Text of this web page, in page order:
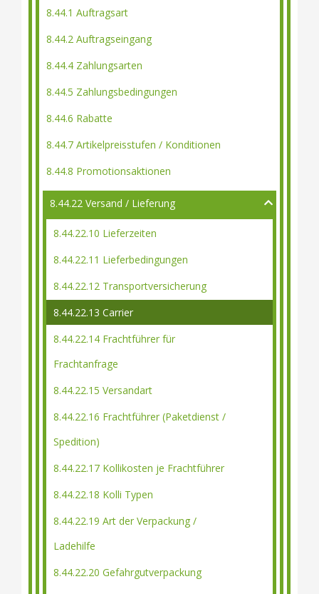
8.44.1 Auftragsart
8.44.2 Auftragseingang
8.44.4 Zahlungsarten
8.44.5 Zahlungsbedingungen
8.44.6 Rabatte
8.44.7 Artikelpreisstufen / Konditionen
8.44.8 Promotionsaktionen
8.44.22 Versand / Lieferung
8.44.22.10 Lieferzeiten
8.44.22.11 Lieferbedingungen
8.44.22.12 Transportversicherung
8.44.22.13 Carrier
8.44.22.14 Frachtführer für
Frachtanfrage
8.44.22.15 Versandart
8.44.22.16 Frachtführer (Paketdienst /
Spedition)
8.44.22.17 Kollikosten je Frachtführer
8.44.22.18 Kolli Typen
8.44.22.19 Art der Verpackung /
Ladehilfe
8.44.22.20 Gefahrgutverpackung